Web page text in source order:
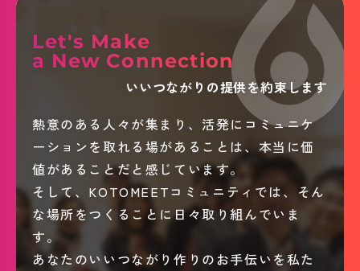
Let's Make
a New Connection
いいつながりの提供を約束します
熱意のある人々が集まり、活発にコミュニケ
ーションを取れる場があることは、本当に価
値があることだと感じています。
そして、KOTOMEETコミュニティでは、そん
な場所をつくることに日々取り組んでいま
す。
あなたのいいつながり作りのお手伝いを私た